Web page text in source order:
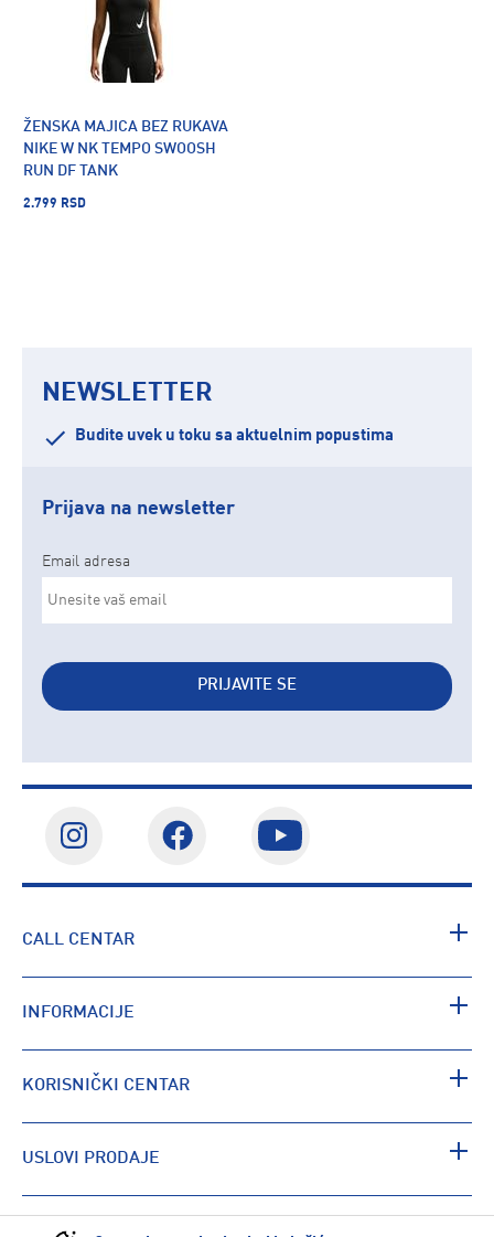
ŽENSKA MAJICA BEZ RUKAVA
NIKE W NK TEMPO SWOOSH
RUN DF TANK
2.799 RSD
NEWSLETTER
Budite uvek u toku sa aktuelnim popustima
Prijava na newsletter
Email adresa
PRIJAVITE SE
CALL CENTAR
INFORMACIJE
KORISNIČKI CENTAR
USLOVI PRODAJE
PRONAĐI RADNJU